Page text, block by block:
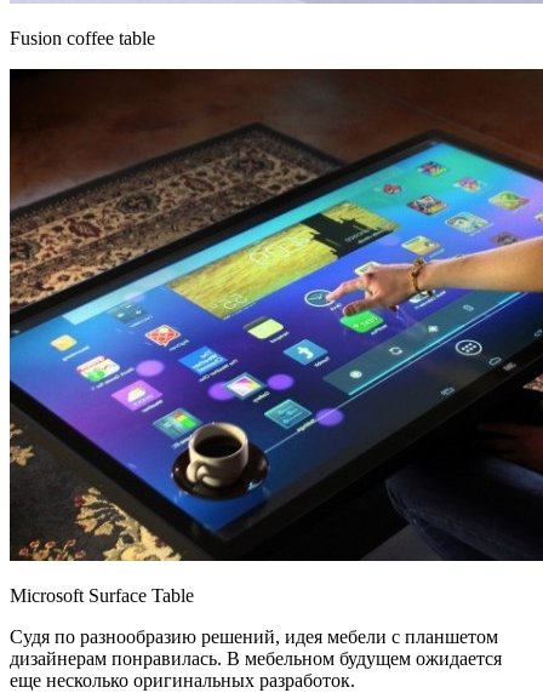
Fusion coffee table
Microsoft Surface Table
Судя по разнообразию решений, идея мебели с планшетом
дизайнерам понравилась. В мебельном будущем ожидается
еще несколько оригинальных разработок.